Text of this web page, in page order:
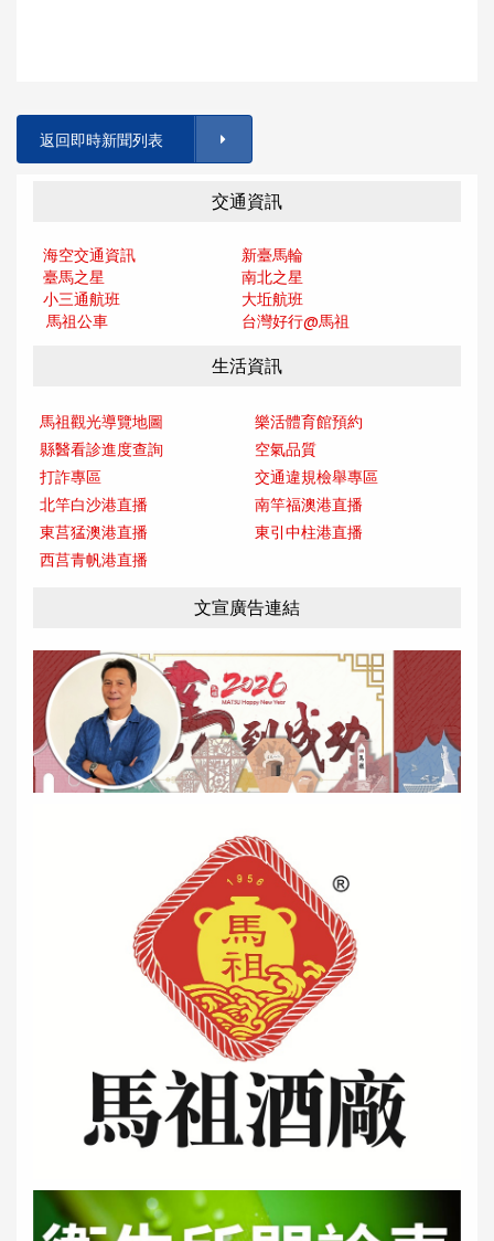
返回即時新聞列表
交通資訊
海空交通資訊
新臺馬輪
臺馬之星
南北之星
小三通航班
大坵航班
馬祖公車
台灣好行@馬祖
生活資訊
馬祖觀光導覽地圖
樂活體育館預約
縣醫看診進度查詢
空氣品質
打詐專區
交通違規檢舉專區
北竿白沙港直播
南竿福澳港直播
東莒猛澳港直播
東引中柱港直播
西莒青帆港直播
文宣廣告連結